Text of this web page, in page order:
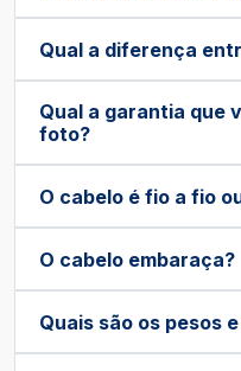
Qual a diferença
Qual a garantia que
foto?
O cabelo é fio a fio
O cabelo embaraça?
Quais são os pesos